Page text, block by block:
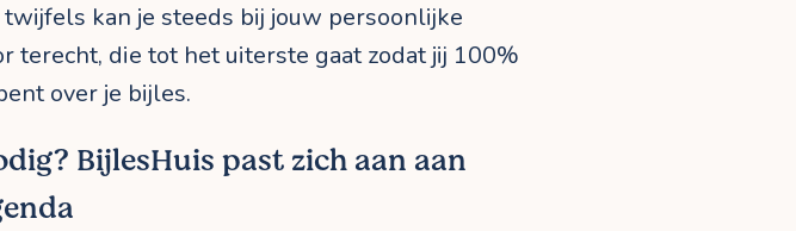
kan je steeds bij jouw persoonlijke
terecht, die tot het uiterste gaat zodat jij 100%
over je bijles.
BijlesHuis past zich aan aan